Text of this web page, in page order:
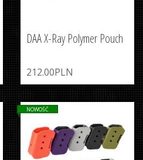
DAA X-Ray Polymer Pouch
212.00PLN
NOWOŚĆ